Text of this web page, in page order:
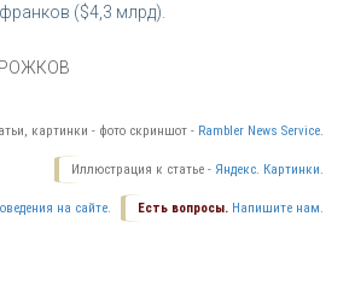
($4,3 млрд).
РОЖКОВ
картинки - фото скриншот - Rambler News Service.
Иллюстрация к статье - Яндекс. Картинки.
Есть вопросы. Напишите нам.
на сайте.